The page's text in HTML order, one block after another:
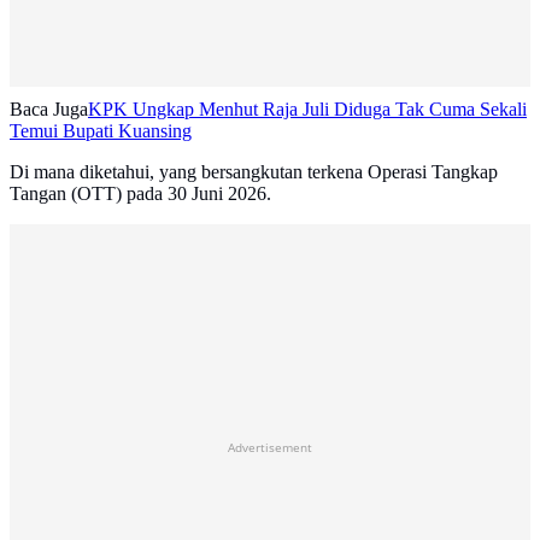
Baca JugaKPK Ungkap Menhut Raja Juli Diduga Tak Cuma Sekali
Temui Bupati Kuansing
Di mana diketahui, yang bersangkutan terkena Operasi Tangkap
Tangan (OTT) pada 30 Juni 2026.
Advertisement